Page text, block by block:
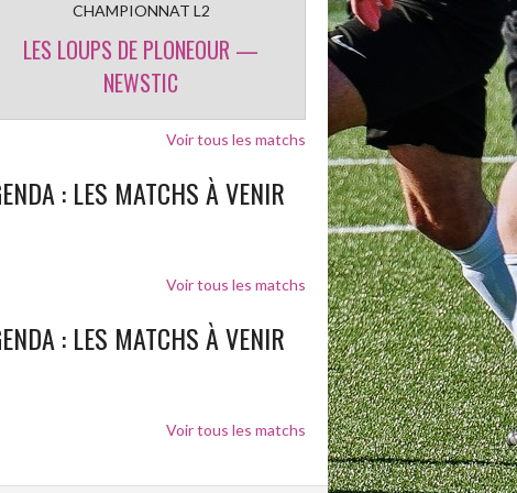
CHAMPIONNAT L2
LES LOUPS DE PLONEOUR —
NEWSTIC
Voir tous les matchs
: LES MATCHS À VENIR
Voir tous les matchs
: LES MATCHS À VENIR
Voir tous les matchs